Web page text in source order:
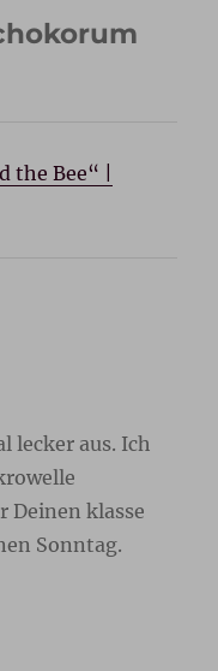
the Bee“ |
lecker aus. Ich
Deinen klasse
Sonntag.